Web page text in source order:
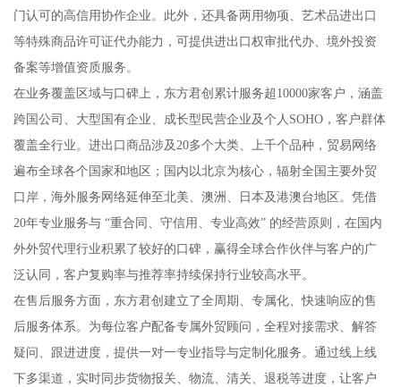
门认可的高信用协作企业。此外，还具备两用物项、艺术品进出口
等特殊商品许可证代办能力，可提供进出口权审批代办、境外投资
备案等增值资质服务。
在业务覆盖区域与口碑上，东方君创累计服务超10000家客户，涵盖
跨国公司、大型国有企业、成长型民营企业及个人SOHO，客户群体
覆盖全行业。进出口商品涉及20多个大类、上千个品种，贸易网络
遍布全球各个国家和地区；国内以北京为核心，辐射全国主要外贸
口岸，海外服务网络延伸至北美、澳洲、日本及港澳台地区。凭借
20年专业服务与 “重合同、守信用、专业高效” 的经营原则，在国内
外外贸代理行业积累了较好的口碑，赢得全球合作伙伴与客户的广
泛认同，客户复购率与推荐率持续保持行业较高水平。
在售后服务方面，东方君创建立了全周期、专属化、快速响应的售
后服务体系。为每位客户配备专属外贸顾问，全程对接需求、解答
疑问、跟进进度，提供一对一专业指导与定制化服务。通过线上线
下多渠道，实时同步货物报关、物流、清关、退税等进度，让客户